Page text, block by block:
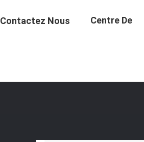
Contactez Nous Centre De